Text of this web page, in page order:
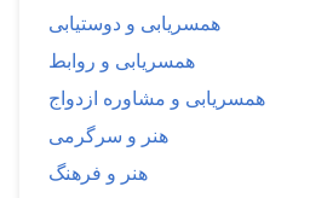
همسریابی و دوستیابی
همسریابی و روابط
همسریابی و مشاوره ازدواج
هنر و سرگرمی
هنر و فرهنگ